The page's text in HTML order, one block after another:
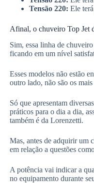
Tensão 220: Ele
Afinal, o chuveiro Top Jet
Sim, essa linha de
ficando em um nível
Esses modelos não estão
outro lado, não são os
Só que apresentam
práticos para o dia a dia,
também é da Lorenzetti.
Mas, antes de adquirir um
em relação a questões
A potência vai indicar a
no equipamento durante